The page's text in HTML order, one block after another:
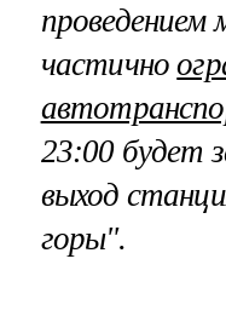
проведением
частично
23:00 будет
выход
горы".